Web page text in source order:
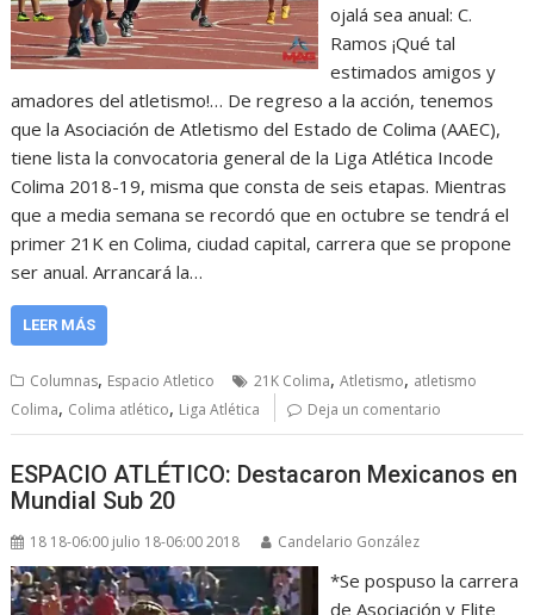
ojalá sea anual: C.
Ramos ¡Qué tal
estimados amigos y
amadores del atletismo!… De regreso a la acción, tenemos
que la Asociación de Atletismo del Estado de Colima (AAEC),
tiene lista la convocatoria general de la Liga Atlética Incode
Colima 2018-19, misma que consta de seis etapas. Mientras
que a media semana se recordó que en octubre se tendrá el
primer 21K en Colima, ciudad capital, carrera que se propone
ser anual. Arrancará la…
LEER MÁS
Columnas, Espacio Atletico 21K Colima,Atletismo, atletismo
Colima, Colima atlético, Liga Atlética Deja un comentario
ESPACIO ATLÉTICO: Destacaron Mexicanos en
Mundial Sub 20
18 18-06:00 julio 18-06:00 2018 Candelario González
*Se pospuso la carrera
de Asociación y Elite